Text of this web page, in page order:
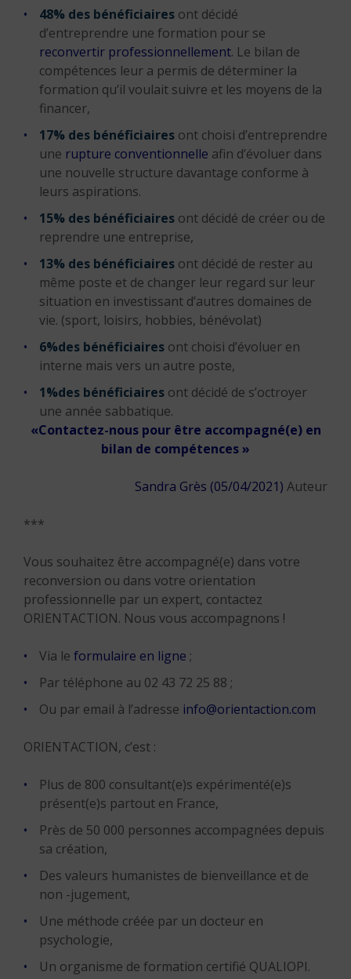
48% des bénéficiaires ont décidé
d’entreprendre une formation pour se
reconvertir professionnellement. Le bilan de
compétences leur a permis de déterminer la
formation qu’il voulait suivre et les moyens de la
financer,
17% des bénéficiaires ont choisi d’entreprendre
une rupture conventionnelle afin d’évoluer dans
une nouvelle structure davantage conforme à
leurs aspirations.
15% des bénéficiaires ont décidé de créer ou de
reprendre une entreprise,
13% des bénéficiaires ont décidé de rester au
même poste et de changer leur regard sur leur
situation en investissant d’autres domaines de
vie. (sport, loisirs, hobbies, bénévolat)
6%des bénéficiaires ont choisi d’évoluer en
interne mais vers un autre poste,
1%des bénéficiaires ont décidé de s’octroyer
une année sabbatique.
«Contactez-nous pour être accompagné(e) en
bilan de compétences »
Sandra Grès (05/04/2021) Auteur
***
Vous souhaitez être accompagné(e) dans votre
reconversion ou dans votre orientation
professionnelle par un expert, contactez
ORIENTACTION. Nous vous accompagnons !
Via le formulaire en ligne ;
Par téléphone au 02 43 72 25 88 ;
Ou par email à l’adresse info@orientaction.com
ORIENTACTION, c’est :
Plus de 800 consultant(e)s expérimenté(e)s
présent(e)s partout en France,
Près de 50 000 personnes accompagnées depuis
sa création,
Des valeurs humanistes de bienveillance et de
non -jugement,
Une méthode créée par un docteur en
psychologie,
Un organisme de formation certifié QUALIOPI.